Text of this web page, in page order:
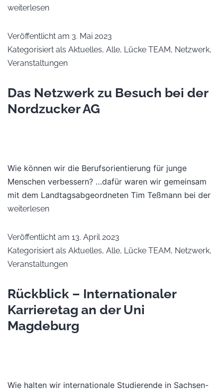
weiterlesen
Veröffentlicht am 3. Mai 2023
Kategorisiert als Aktuelles, Alle, Lücke TEAM, Netzwerk,
Veranstaltungen
Das Netzwerk zu Besuch bei der
Nordzucker AG
Wie können wir die Berufsorientierung für junge
Menschen verbessern? …dafür waren wir gemeinsam
mit dem Landtagsabgeordneten Tim Teßmann bei der
weiterlesen
Veröffentlicht am 13. April 2023
Kategorisiert als Aktuelles, Alle, Lücke TEAM, Netzwerk,
Veranstaltungen
Rückblick – Internationaler
Karrieretag an der Uni
Magdeburg
Wie halten wir internationale Studierende in Sachsen-